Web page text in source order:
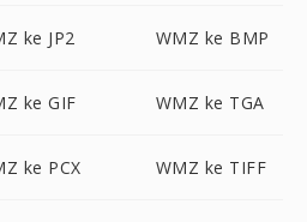
ke JP2 WMZ ke BMP
ke GIF WMZ ke TGA
ke PCX WMZ ke TIFF